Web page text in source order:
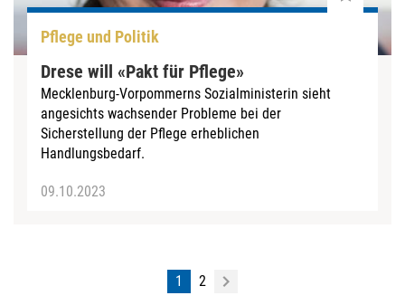
Pflege und Politik
Drese will «Pakt für Pflege»
Mecklenburg-Vorpommerns Sozialministerin sieht
angesichts wachsender Probleme bei der
Sicherstellung der Pflege erheblichen
Handlungsbedarf.
09.10.2023
1 2